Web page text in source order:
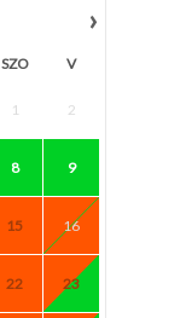
›
SZO V
1 2
8 9
15 16
22 23